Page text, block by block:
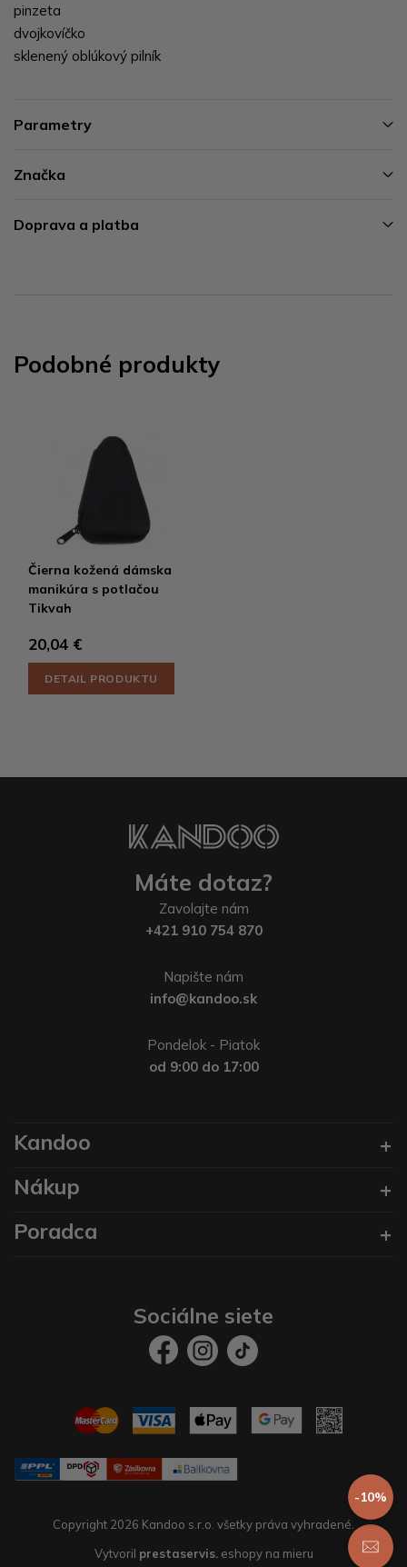
pinzeta
dvojkovíčko
sklenený oblúkový pilník
Parametry
Značka
Doprava a platba
Podobné produkty
Čierna kožená dámska
manikúra s potlačou
Tikvah
20,04 €
DETAIL PRODUKTU
-10%
Máte dotaz?
Zavolajte nám
+421 910 754 870
Napište nám
info@kandoo.sk
Pondelok - Piatok
od 9:00 do 17:00
Kandoo
Nákup
Poradca
Sociálne siete
Copyright 2026 Kandoo s.r.o. všetky práva vyhradené.
Vytvoril prestaservis. eshopy na mieru